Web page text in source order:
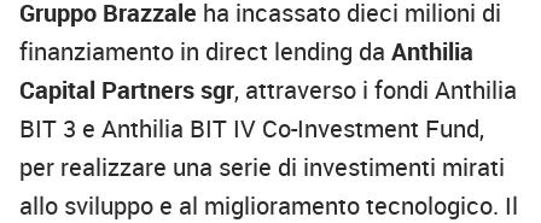
Gruppo Brazzale ha incassato dieci milioni di
finanziamento in direct lending da Anthilia
Capital Partners sgr, attraverso i fondi Anthilia
BIT 3 e Anthilia BIT IV Co-Investment Fund,
per realizzare una serie di investimenti mirati
allo sviluppo e al miglioramento tecnologico. Il